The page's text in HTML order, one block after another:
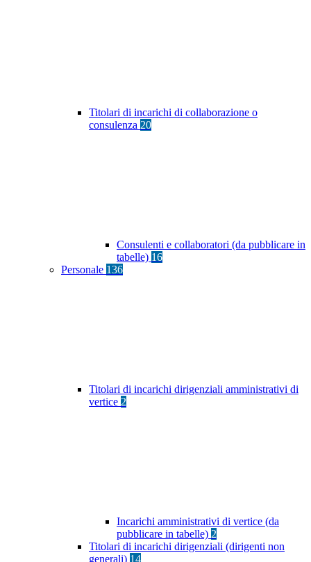
Titolari di incarichi di collaborazione o
consulenza 20
Consulenti e collaboratori (da pubblicare in
tabelle) 16
Personale 136
Titolari di incarichi dirigenziali amministrativi di
vertice 2
Incarichi amministrativi di vertice (da
pubblicare in tabelle) 2
Titolari di incarichi dirigenziali (dirigenti non
generali) 14